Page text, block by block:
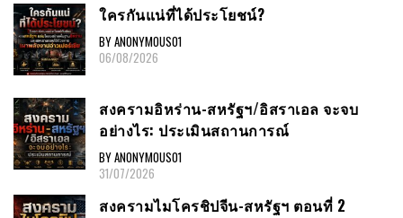
ใครกันแน่ที่ได้ประโยชน์?
BY ANONYMOUS01
06/08/2026
สงครามอิหร่าน-สหรัฐฯ/อิสราเอล จะจบ
อย่างไร: ประเมินสถานการณ์
BY ANONYMOUS01
31/07/2026
สงครามไมโครชิปจีน-สหรัฐฯ ตอนที่ 2